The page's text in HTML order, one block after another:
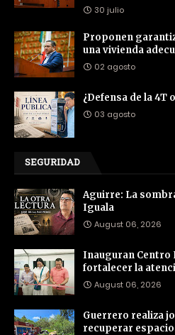
30 julio
Proponen
una vivienda
02 agosto
¿Defensa de la 4T
03 agosto
SEGURIDAD
Aguirre: La
Iguala
August 06, 2026
Inauguran Centro
fortalecer la
August 06, 2026
Guerrero realiza
recuperar